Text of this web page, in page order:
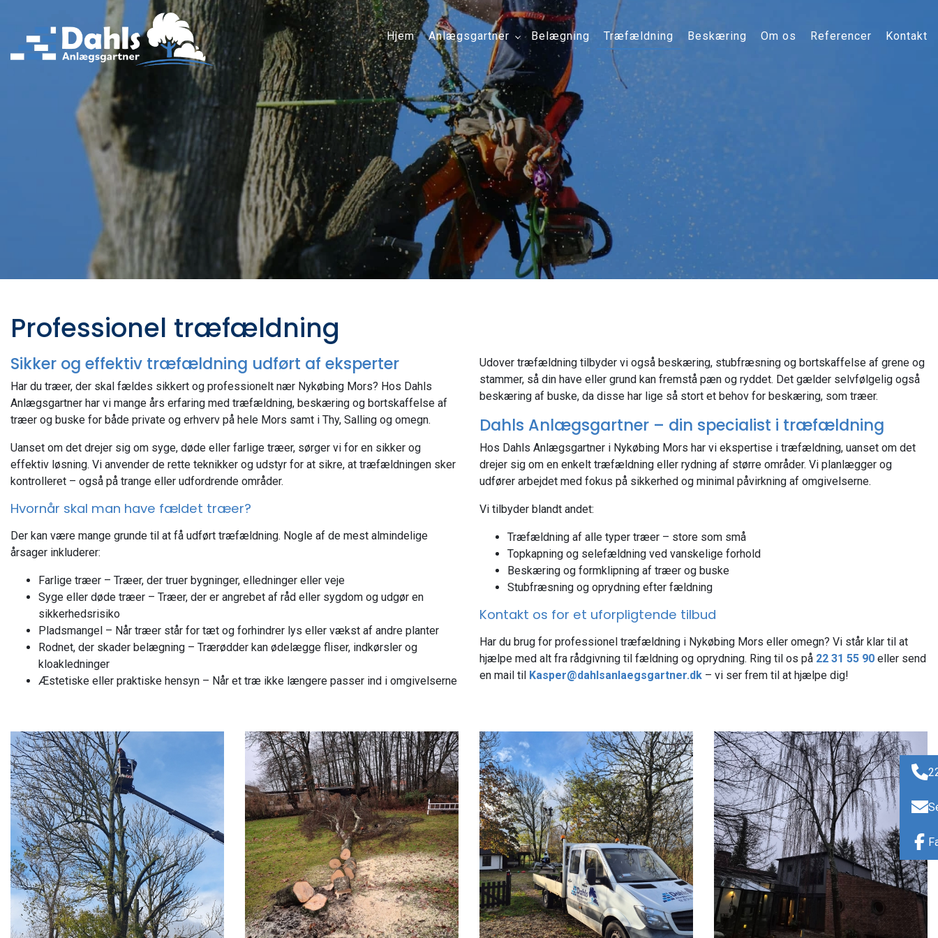
hovedindhold
Hjem Anlægsgartner Belægning Træfældning Beskæring Om os Referencer Kontakt
Professionel træfældning
Sikker og effektiv træfældning udført af eksperter
Har du træer, der skal fældes sikkert og professionelt nær Nykøbing Mors? Hos Dahls
Anlægsgartner har vi mange års erfaring med træfældning, beskæring og bortskaffelse af
træer og buske for både private og erhverv på hele Mors samt i Thy, Salling og omegn.
Uanset om det drejer sig om syge, døde eller farlige træer, sørger vi for en sikker og
effektiv løsning. Vi anvender de rette teknikker og udstyr for at sikre, at træfældningen sker
kontrolleret – også på trange eller udfordrende områder.
Hvornår skal man have fældet træer?
Der kan være mange grunde til at få udført træfældning. Nogle af de mest almindelige
årsager inkluderer:
Farlige træer – Træer, der truer bygninger, elledninger eller veje
Syge eller døde træer – Træer, der er angrebet af råd eller sygdom og udgør en
sikkerhedsrisiko
Pladsmangel – Når træer står for tæt og forhindrer lys eller vækst af andre planter
Rodnet, der skader belægning – Trærødder kan ødelægge fliser, indkørsler og
kloakledninger
Æstetiske eller praktiske hensyn – Når et træ ikke længere passer ind i omgivelserne
Udover træfældning tilbyder vi også beskæring, stubfræsning og bortskaffelse af grene og
stammer, så din have eller grund kan fremstå pæn og ryddet. Det gælder selvfølgelig også
beskæring af buske, da disse har lige så stort et behov for beskæring, som træer.
Dahls Anlægsgartner – din specialist i træfældning
Hos Dahls Anlægsgartner i Nykøbing Mors har vi ekspertise i træfældning, uanset om det
drejer sig om en enkelt træfældning eller rydning af større områder. Vi planlægger og
udfører arbejdet med fokus på sikkerhed og minimal påvirkning af omgivelserne.
Vi tilbyder blandt andet:
Træfældning af alle typer træer – store som små
Topkapning og selefældning ved vanskelige forhold
Beskæring og formklipning af træer og buske
Stubfræsning og oprydning efter fældning
Kontakt os for et uforpligtende tilbud
Har du brug for professionel træfældning i Nykøbing Mors eller omegn? Vi står klar til at
hjælpe med alt fra rådgivning til fældning og oprydning. Ring til os på 22 31 55 90 eller send
en mail til Kasper@dahlsanlaegsgartner.dk – vi ser frem til at hjælpe dig!